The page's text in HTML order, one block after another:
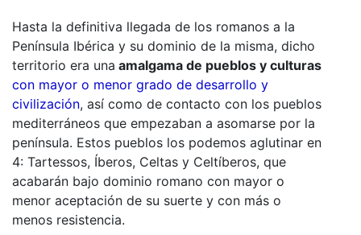
Hasta la definitiva llegada de los romanos a la
Península Ibérica y su dominio de la misma, dicho
territorio era una amalgama de pueblos y culturas
con mayor o menor grado de desarrollo y
civilización, así como de contacto con los pueblos
mediterráneos que empezaban a asomarse por la
península. Estos pueblos los podemos aglutinar en
4: Tartessos, Íberos, Celtas y Celtíberos, que
acabarán bajo dominio romano con mayor o
menor aceptación de su suerte y con más o
menos resistencia.